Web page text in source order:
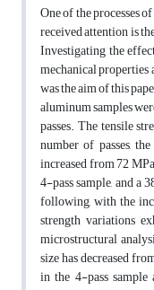
One of the processes
received attention is
Investigating the
mechanical
was the aim of this
aluminum samples
passes. The tensile
number of passes,
increased from 72
4-pass sample, and a
following, with the
strength variations
microstructural
size has decreased
in the 4-pass